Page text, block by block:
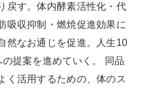
戻す。体内酵素活性化・代
吸収抑制・燃焼促進効果に
然なお通じを促進。人生10
提案を進めていく。 同品
く活用するための、体のス